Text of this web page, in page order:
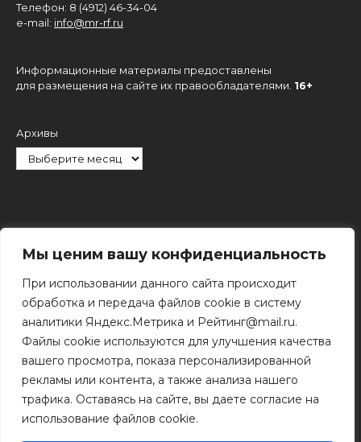
Мы ценим вашу конфиденциальность
При использовании данного сайта происходит
обработка и передача файлов cookie в систему
аналитики Яндекс.Метрика и Рейтинг@mail.ru.
Файлы cookie используются для улучшения качества
вашего просмотра, показа персонализированной
рекламы или контента, а также анализа нашего
трафика. Оставаясь на сайте, вы даете согласие на
использование файлов cookie.
Телефон: 8 (4912) 46-34-04
e-mail: info@mr-rf.ru
Информационные материалы предоставлены
для размещения на сайте их правообладателями. 16+
Архивы
Поиск